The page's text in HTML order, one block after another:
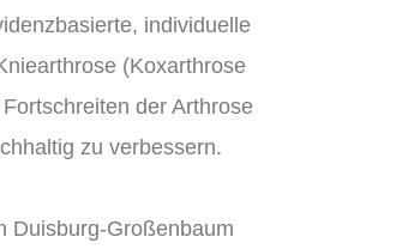
individuelle
(Koxarthrose
der Arthrose
zu verbessern.
Duisburg-Großenbaum